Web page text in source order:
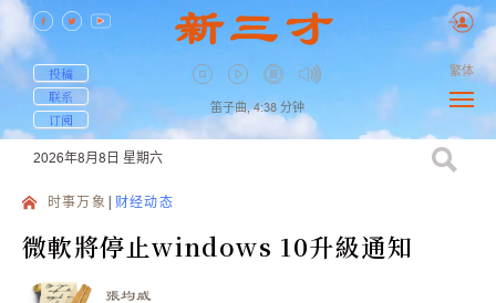
投稿
联系
订阅
笛子曲, 4:38 分钟
繁体
2026年8月8日 星期六
时事万象 财经动态
微軟將停止windows 10升級通知
張均威